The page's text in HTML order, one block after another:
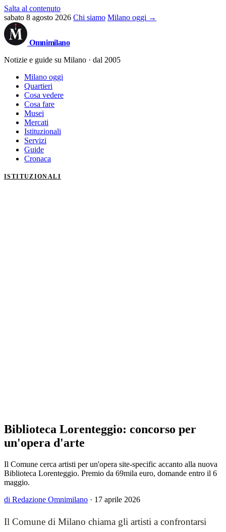
Salta al contenuto
sabato 8 agosto 2026 Chi siamo Milano oggi →
Omnimilano
Notizie e guide su Milano · dal 2005
Milano oggi
Quartieri
Cosa vedere
Cosa fare
Musei
Mercati
Istituzionali
Servizi
Guide
Cronaca
ISTITUZIONALI
Biblioteca Lorenteggio: concorso per
un'opera d'arte
Il Comune cerca artisti per un'opera site-specific accanto alla nuova
Biblioteca Lorenteggio. Premio da 69mila euro, domande entro il 6
maggio.
di Redazione Omnimilano · 17 aprile 2026
Il Comune di Milano chiama gli artisti a confrontarsi